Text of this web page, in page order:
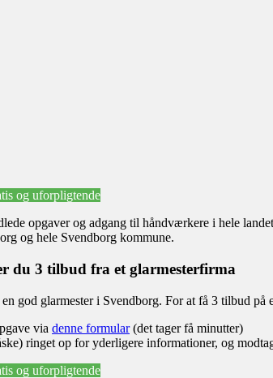
og uforpligtende
opgaver og adgang til håndværkere i hele
og hele Svendborg kommune.
du 3 tilbud fra et glarmesterfirma
god glarmester i Svendborg. For at få 3 tilbud på
via denne formular(det tager få minutter)
ringet op for yderligere informationer, og
og uforpligtende